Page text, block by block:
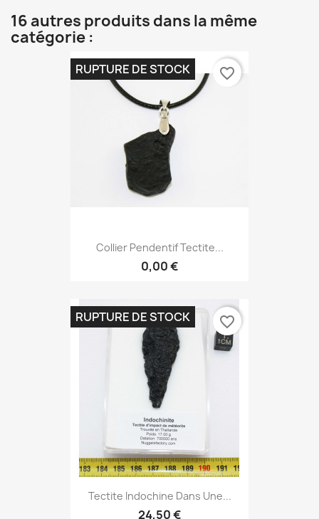
16 autres produits dans la même
catégorie :
Collier Pendentif Tectite...
0,00 €
RUPTURE DE STOCK favorite_border
Tectite Indochine Dans Une...
24,50 €
RUPTURE DE STOCK favorite_border